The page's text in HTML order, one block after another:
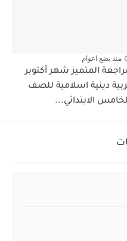
منذ بضع اعوام
المتميز شهر أكتوبر
دينية اسلامية للصف
الابتدائي...